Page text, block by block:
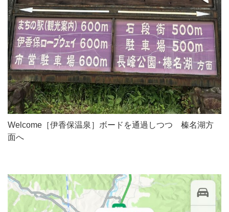
Welcome［伊香保温泉］ボードを通過しつつ 榛名湖方
面へ